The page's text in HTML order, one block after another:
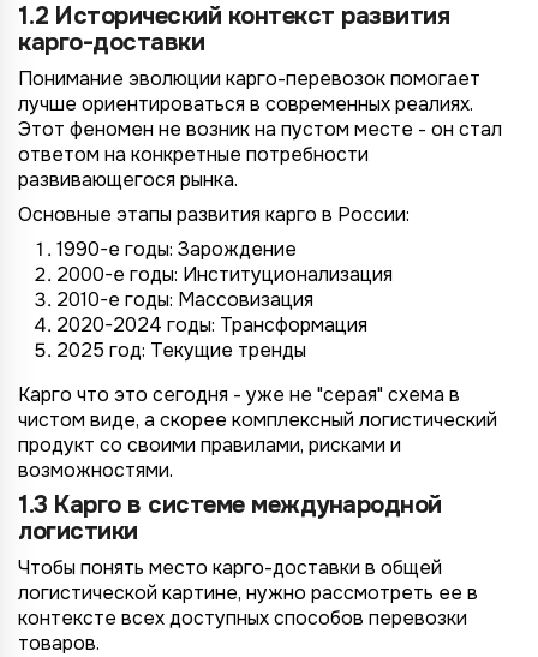
1.2 Исторический контекст развития
карго-доставки
Понимание эволюции карго-перевозок помогает
лучше ориентироваться в современных реалиях.
Этот феномен не возник на пустом месте - он стал
ответом на конкретные потребности
развивающегося рынка.
Основные этапы развития карго в России:
1990-е годы: Зарождение
2000-е годы: Институционализация
2010-е годы: Массовизация
2020-2024 годы: Трансформация
2025 год: Текущие тренды
Карго что это сегодня - уже не "серая" схема в
чистом виде, а скорее комплексный логистический
продукт со своими правилами, рисками и
возможностями.
1.3 Карго в системе международной
логистики
Чтобы понять место карго-доставки в общей
логистической картине, нужно рассмотреть ее в
контексте всех доступных способов перевозки
товаров.